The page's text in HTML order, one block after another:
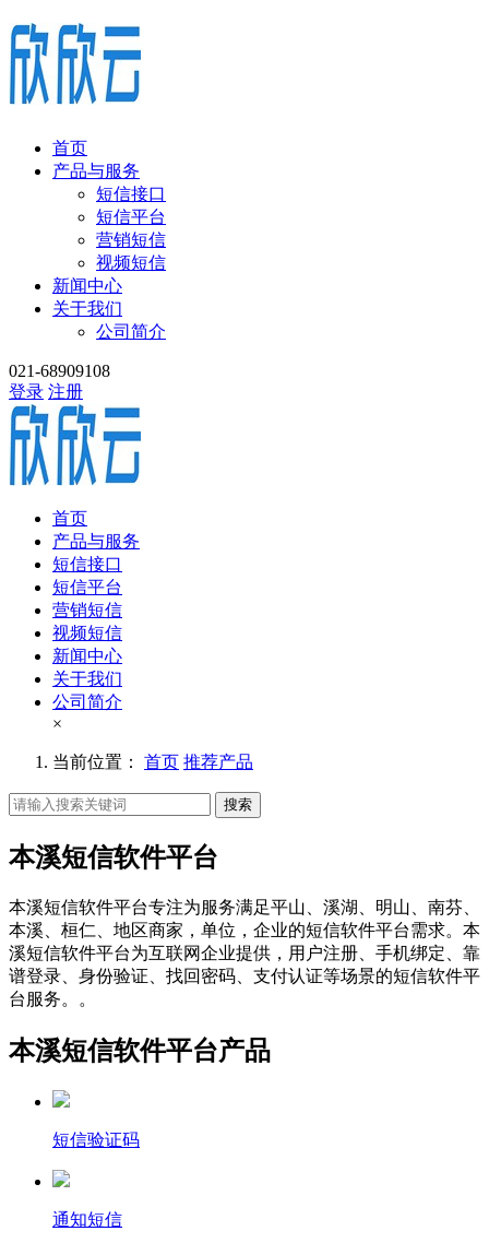
首页
产品与服务
短信接口
短信平台
营销短信
视频短信
新闻中心
关于我们
公司简介
021-68909108
登录 注册
首页
产品与服务
短信接口
短信平台
营销短信
视频短信
新闻中心
关于我们
公司简介
×
当前位置： 首页 推荐产品
搜索
本溪短信软件平台
本溪短信软件平台专注为服务满足平山、溪湖、明山、南芬、
本溪、桓仁、地区商家，单位，企业的短信软件平台需求。本
溪短信软件平台为互联网企业提供，用户注册、手机绑定、靠
谱登录、身份验证、找回密码、支付认证等场景的短信软件平
台服务。。
本溪短信软件平台产品
短信验证码
通知短信